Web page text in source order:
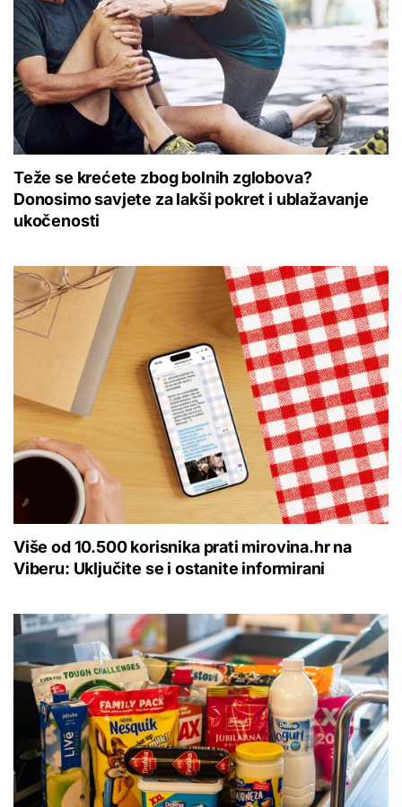
Teže se krećete zbog bolnih zglobova?
Donosimo savjete za lakši pokret i ublažavanje
ukočenosti
Više od 10.500 korisnika prati mirovina.hr na
Viberu: Uključite se i ostanite informirani